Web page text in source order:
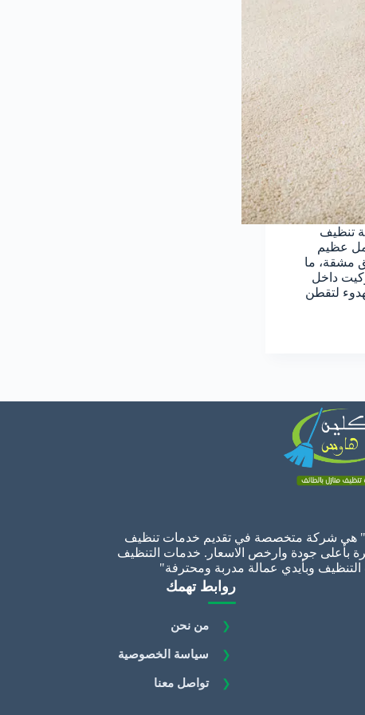
تنظيف
عظيم
مشقة، ما
داخل
لتقطن
هي شركة متخصصة في تقديم خدمات تنظيف
بأعلى جودة وارخص الاسعار. خدمات التنظيف
وبأيدي عمالة مدربة ومحترفة"
روابط تهمك
❮ من نحن
❮ سياسة الخصوصية
❮ تواصل معنا